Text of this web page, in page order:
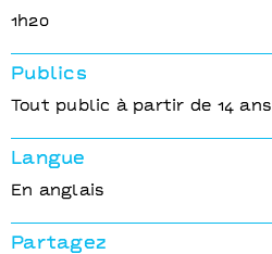
1h20
Publics
Tout public à partir de 14 ans
Langue
En anglais
Partagez